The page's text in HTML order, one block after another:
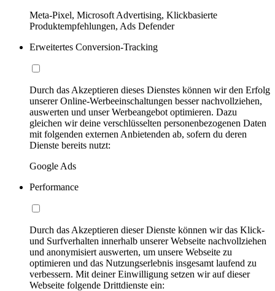
Meta-Pixel, Microsoft Advertising, Klickbasierte
Produktempfehlungen, Ads Defender
Erweitertes Conversion-Tracking
Durch das Akzeptieren dieses Dienstes können wir den Erfolg
unserer Online-Werbeeinschaltungen besser nachvollziehen,
auswerten und unser Werbeangebot optimieren. Dazu
gleichen wir deine verschlüsselten personenbezogenen Daten
mit folgenden externen Anbietenden ab, sofern du deren
Dienste bereits nutzt:
Google Ads
Performance
Durch das Akzeptieren dieser Dienste können wir das Klick-
und Surfverhalten innerhalb unserer Webseite nachvollziehen
und anonymisiert auswerten, um unsere Webseite zu
optimieren und das Nutzungserlebnis insgesamt laufend zu
verbessern. Mit deiner Einwilligung setzen wir auf dieser
Webseite folgende Drittdienste ein: